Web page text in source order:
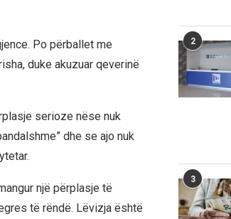
Po përballet me
duke akuzuar qeverinë
serioze nëse nuk
dhe se ajo nuk
një përplasje të
të rëndë. Lëvizja është
2
3